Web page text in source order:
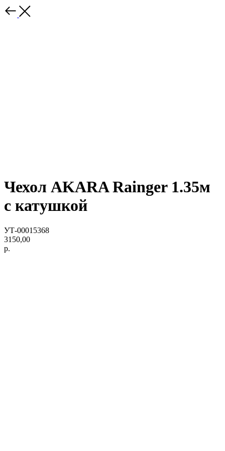
Чехол AKARA Rainger 1.35м
с катушкой
УТ-00015368
3150,00
р.